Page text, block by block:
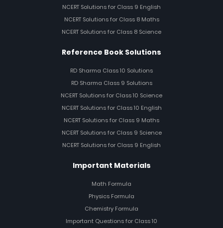
NCERT Solutions for Class 9 English
NCERT Solutions for Class 8 Maths
NCERT Solutions for Class 8 Science
Reference Book Solutions
RD Sharma Class 10 Solutions
RD Sharma Class 9 Solutions
NCERT Solutions for Class 10 Science
NCERT Solutions for Class 10 English
NCERT Solutions for Class 9 Maths
NCERT Solutions for Class 9 Science
NCERT Solutions for Class 9 English
Important Materials
Math Formula
Physics Formula
Chemistry Formula
Important Questions for Class 10